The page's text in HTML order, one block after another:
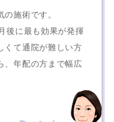
施術です。
後に最も効果が発揮
くて通院が難しい方
、年配の方まで幅広